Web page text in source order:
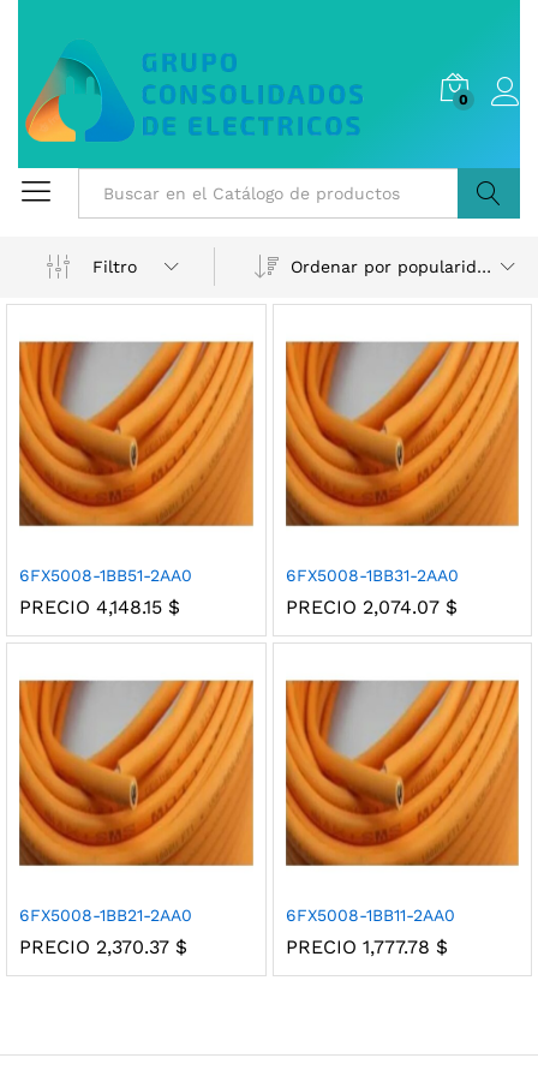
0
Filtro
Ordenar por popularidad
6FX5008-1BB51-2AA0
PRECIO 4,148.15 $
6FX5008-1BB31-2AA0
PRECIO 2,074.07 $
6FX5008-1BB21-2AA0
PRECIO 2,370.37 $
6FX5008-1BB11-2AA0
PRECIO 1,777.78 $